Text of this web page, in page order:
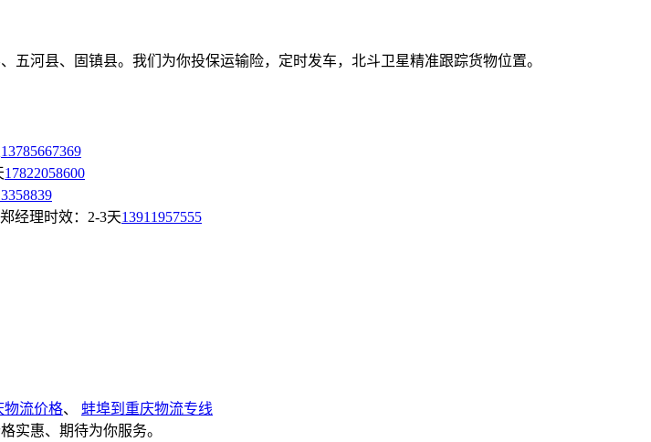
河县、固镇县。我们为你投保运输险，定时发车，北斗卫星精准跟踪货物位置。
13785667369
17822058600
经理时效：2-3天13911957555
物流价格、 蚌埠到重庆物流专线
实惠、期待为你服务。